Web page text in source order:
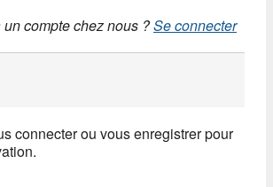
compte chez nous ?Se connecter
connecter ou vous enregistrer pour